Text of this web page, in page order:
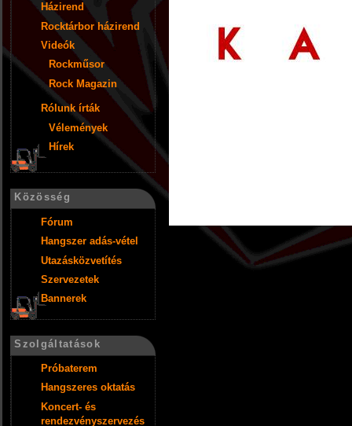
Házirend
Rocktárbor házirend
Videók
Rockműsor
Rock Magazin
Rólunk írták
Vélemények
Hírek
Közösség
Fórum
Hangszer adás-vétel
Utazásközvetítés
Szervezetek
Bannerek
Szolgáltatások
Próbaterem
Hangszeres oktatás
Koncert- és
rendezvényszervezés